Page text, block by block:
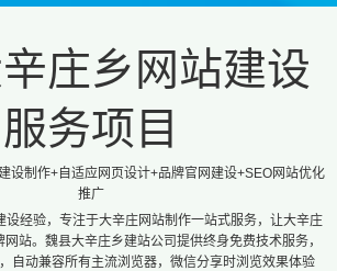
庄乡网站建设
服务项目
设制作+自适应网页设计+品牌官网建设+SEO网站优化
推广
设经验，专注于大辛庄网站制作一站式服务，让大辛庄
站。魏县大辛庄乡建站公司提供终身免费技术服务，
自动兼容所有主流浏览器，微信分享时浏览效果体验